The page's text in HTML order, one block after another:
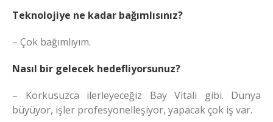
Teknolojiye ne kadar bağımlısınız?
– Çok bağımlıyım.
Nasıl bir gelecek hedefliyorsunuz?
– Korkusuzca ilerleyeceğiz Bay Vitali gibi. Dünya
büyüyor, işler profesyonelleşiyor, yapacak çok iş var.